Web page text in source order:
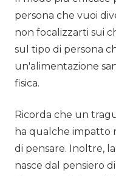
persona che vuoi
non focalizzarti sui
sul tipo di persona
un'alimentazione
fisica.
Ricorda che un
ha qualche impatto
di pensare. Inoltre,
nasce dal pensiero